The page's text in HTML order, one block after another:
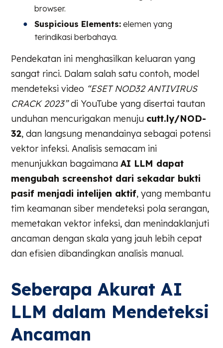
browser.
Suspicious Elements: elemen yang
terindikasi berbahaya.
Pendekatan ini menghasilkan keluaran yang
sangat rinci. Dalam salah satu contoh, model
mendeteksi video “ESET NOD32 ANTIVIRUS
CRACK 2023”di YouTube yang disertai tautan
unduhan mencurigakan menuju cutt.ly/NOD-
32, dan langsung menandainya sebagai potensi
vektor infeksi. Analisis semacam ini
menunjukkan bagaimanaAI LLM dapat
mengubah screenshot dari sekadar bukti
pasif menjadi intelijen aktif, yang membantu
tim keamanan siber mendeteksi pola serangan,
memetakan vektor infeksi, dan menindaklanjuti
ancaman dengan skala yang jauh lebih cepat
dan efisien dibandingkan analisis manual.
Seberapa Akurat AI
LLM dalam Mendeteksi
Ancaman